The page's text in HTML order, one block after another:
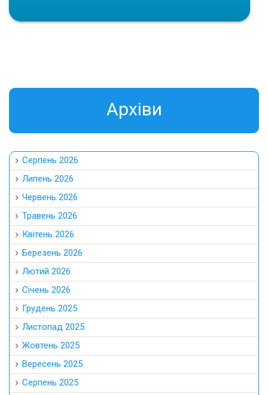
Aрхіви
Серпень 2026
Липень 2026
Червень 2026
Травень 2026
Квітень 2026
Березень 2026
Лютий 2026
Січень 2026
Грудень 2025
Листопад 2025
Жовтень 2025
Вересень 2025
Серпень 2025